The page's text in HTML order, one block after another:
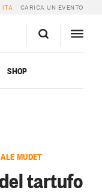
ITA CARICA UN EVENTO
SHOP
MUDET
tartufo